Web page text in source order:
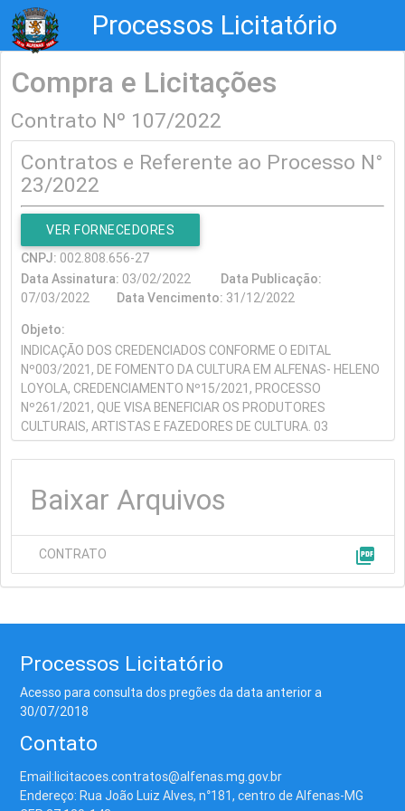
Processos Licitatório
Compra e Licitações
Contrato Nº 107/2022
Contratos e Referente ao Processo N°
23/2022
VER FORNECEDORES
CNPJ: 002.808.656-27
Data Assinatura: 03/02/2022 Data Publicação:
07/03/2022 Data Vencimento: 31/12/2022
Objeto:
INDICAÇÃO DOS CREDENCIADOS CONFORME O EDITAL
Nº003/2021, DE FOMENTO DA CULTURA EM ALFENAS- HELENO
LOYOLA, CREDENCIAMENTO Nº15/2021, PROCESSO
Nº261/2021, QUE VISA BENEFICIAR OS PRODUTORES
CULTURAIS, ARTISTAS E FAZEDORES DE CULTURA. 03
Baixar Arquivos
CONTRATO picture_as_pdf
Processos Licitatório
Acesso para consulta dos pregões da data anterior a
30/07/2018
Contato
Email:licitacoes.contratos@alfenas.mg.gov.br
Endereço: Rua João Luiz Alves, n°181, centro de Alfenas-MG